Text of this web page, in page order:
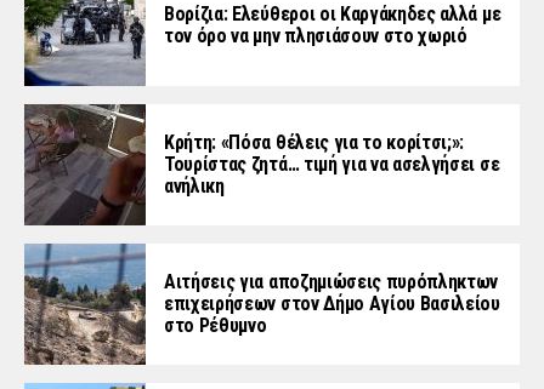
Βορίζια: Ελεύθεροι οι Καργάκηδες αλλά με
τον όρο να μην πλησιάσουν στο χωριό
Κρήτη: «Πόσα θέλεις για το κορίτσι;»:
Τουρίστας ζητά… τιμή για να ασελγήσει σε
ανήλικη
Αιτήσεις για αποζημιώσεις πυρόπληκτων
επιχειρήσεων στον Δήμο Αγίου Βασιλείου
στο Ρέθυμνο